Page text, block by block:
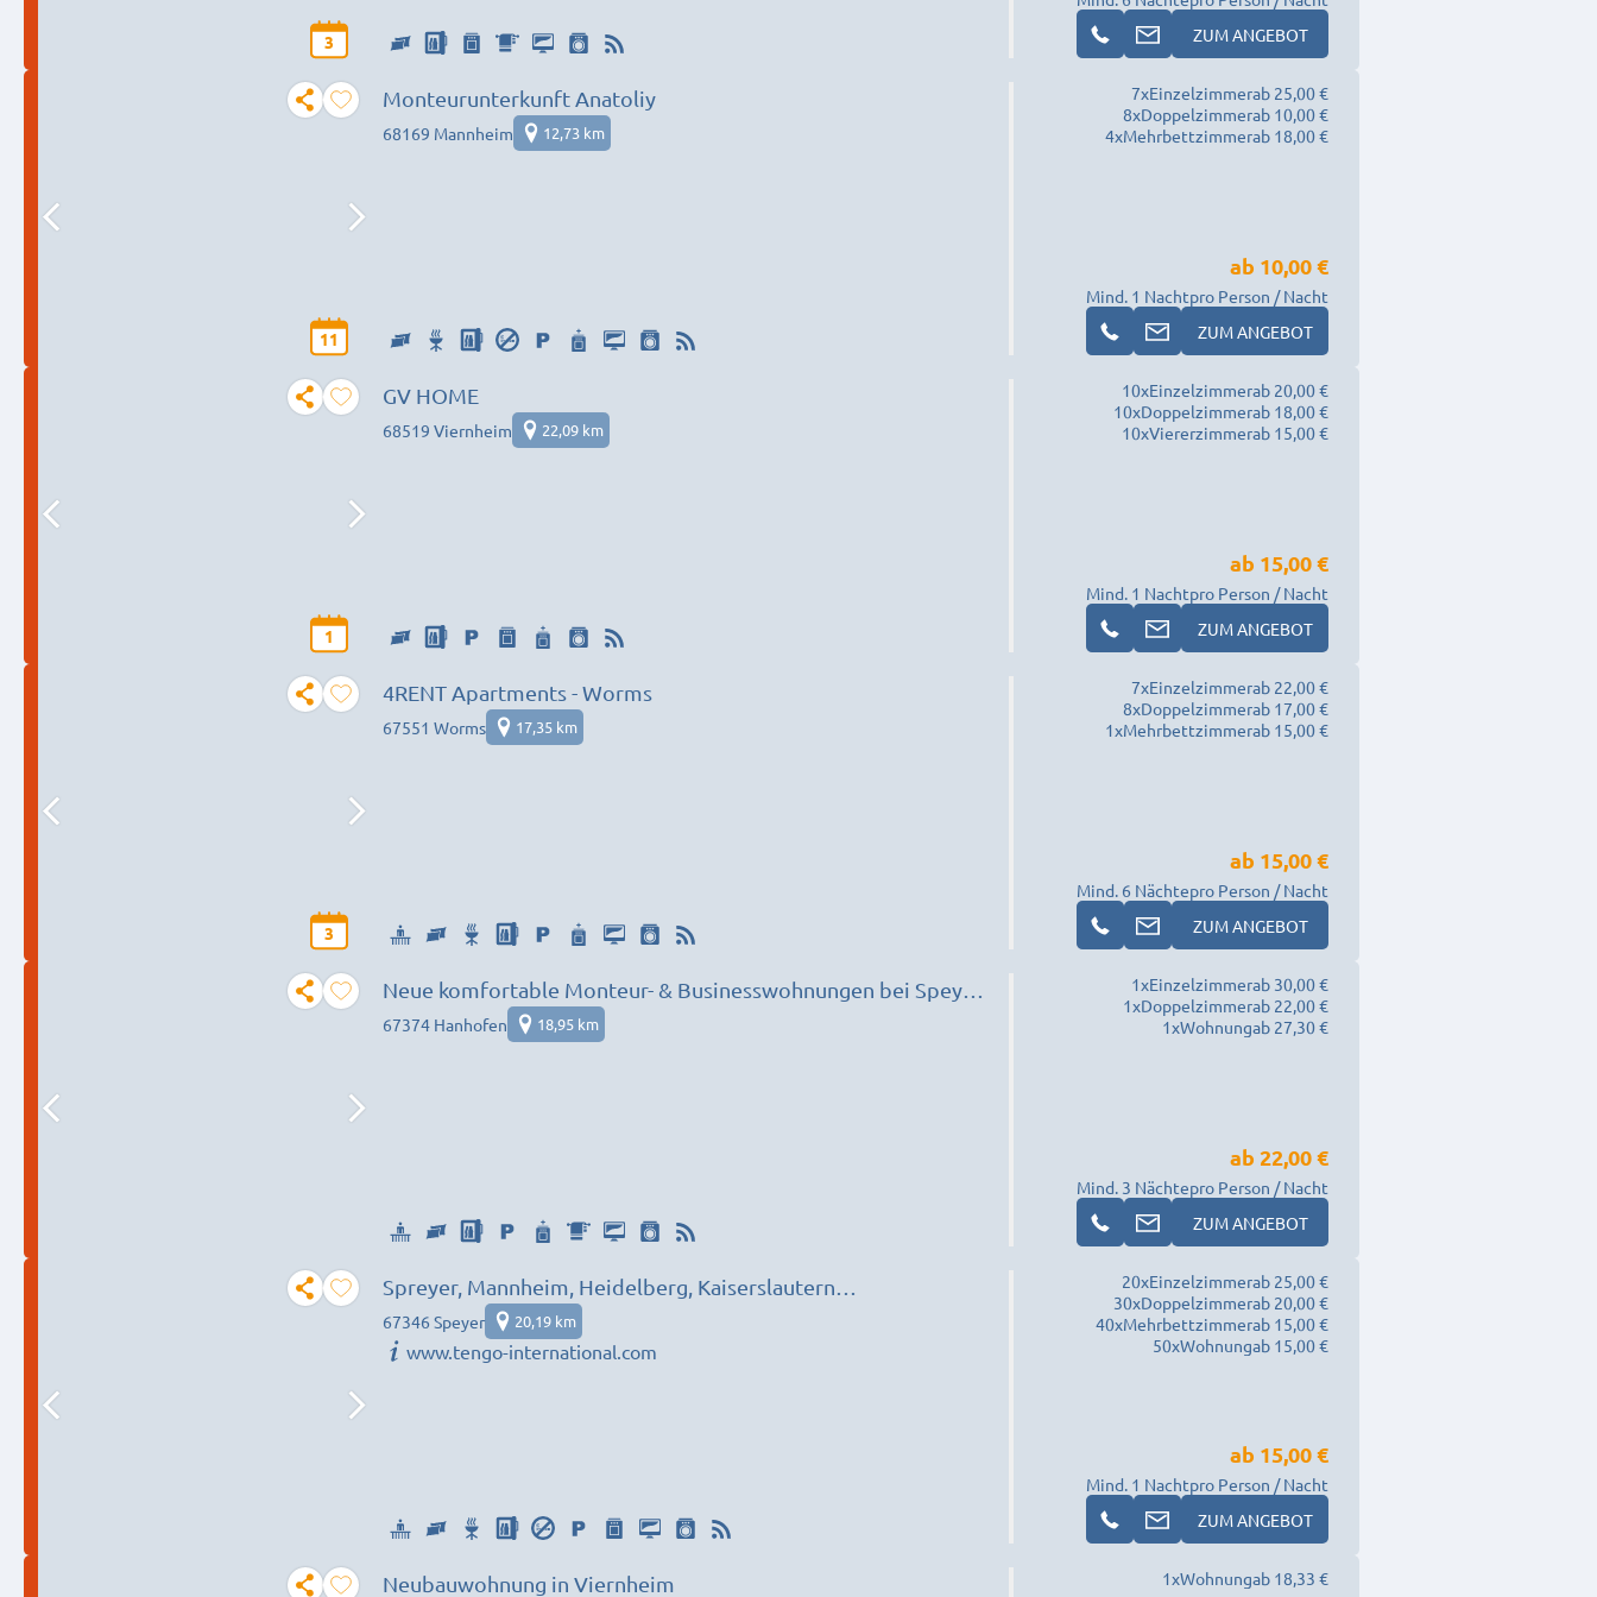
3
ZUM ANGEBOT
11
Monteurunterkunft Anatoliy
68169 Mannheim 12,73 km
7xEinzelzimmerab 25,00 €
8xDoppelzimmerab 10,00 €
4xMehrbettzimmerab 18,00 €
Mind. 1 Nacht
ab 10,00 €
pro Person / Nacht
ZUM ANGEBOT
1
GV HOME
68519 Viernheim 22,09 km
10xEinzelzimmerab 20,00 €
10xDoppelzimmerab 18,00 €
10xViererzimmerab 15,00 €
Mind. 1 Nacht
ab 15,00 €
pro Person / Nacht
ZUM ANGEBOT
3
4RENT Apartments - Worms
67551 Worms 17,35 km
7xEinzelzimmerab 22,00 €
8xDoppelzimmerab 17,00 €
1xMehrbettzimmerab 15,00 €
Mind. 6 Nächte
ab 15,00 €
pro Person / Nacht
ZUM ANGEBOT
Neue komfortable Monteur- & Businesswohnungen bei Speyer
(1–5 Pers.)
67374 Hanhofen 18,95 km
1xEinzelzimmerab 30,00 €
1xDoppelzimmerab 22,00 €
1xWohnungab 27,30 €
Mind. 3 Nächte
ab 22,00 €
pro Person / Nacht
ZUM ANGEBOT
Spreyer, Mannheim, Heidelberg, Kaiserslautern…
67346 Speyer 20,19 km
www.tengo-international.com
20xEinzelzimmerab 25,00 €
30xDoppelzimmerab 20,00 €
40xMehrbettzimmerab 15,00 €
50xWohnungab 15,00 €
Mind. 1 Nacht
ab 15,00 €
pro Person / Nacht
ZUM ANGEBOT
Neubauwohnung in Viernheim 1xWohnungab 18,33 €